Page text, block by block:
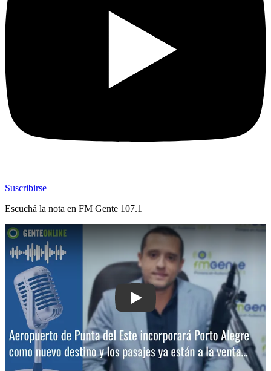
Suscribirse
Escuchá la nota en FM Gente 107.1
Play: Aeropuerto de Punta del Este